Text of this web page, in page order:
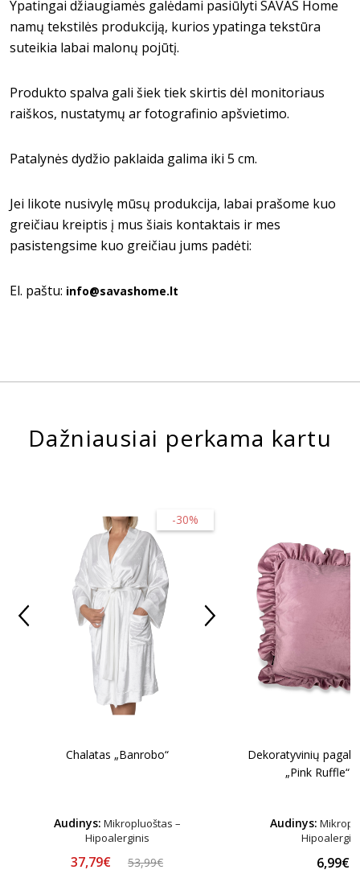
Ypatingai džiaugiamės galėdami pasiūlyti SAVAS Home
namų tekstilės produkciją, kurios ypatinga tekstūra
suteikia labai malonų pojūtį.
Produkto spalva gali šiek tiek skirtis dėl monitoriaus
raiškos, nustatymų ar fotografinio apšvietimo.
Patalynės dydžio paklaida galima iki 5 cm.
Jei likote nusivylę mūsų produkcija, labai prašome kuo
greičiau kreiptis į mus šiais kontaktais ir mes
pasistengsime kuo greičiau jums padėti:
El. paštu: info@savashome.lt
Dažniausiai perkama kartu
-30%
Chalatas „Banrobo“
Audinys: Mikropluoštas –
Hipoalerginis
37,79€ 53,99€
Dekoratyvinių
„Pink Ruffle“
Audinys:
6,99€